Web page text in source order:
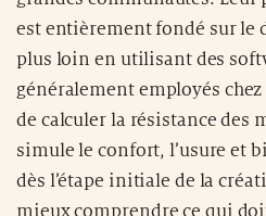
est entièrement fondé sur le
plus loin en utilisant des
généralement employés
de calculer la résistance des
simule le confort, l’usure et
dès l’étape initiale de la
mieux comprendre ce qui